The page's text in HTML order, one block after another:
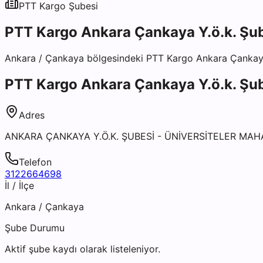
PTT Kargo Şubesi
PTT Kargo Ankara Çankaya Y.ö.k.
Ankara / Çankaya bölgesindeki PTT Kargo Ankara
PTT Kargo Ankara Çankaya Y.ö.k.
Adres
ANKARA ÇANKAYA Y.Ö.K. ŞUBESİ - ÜNİVERSİTELER
Telefon
3122664698
İl / İlçe
Ankara / Çankaya
Şube Durumu
Aktif şube kaydı olarak listeleniyor.